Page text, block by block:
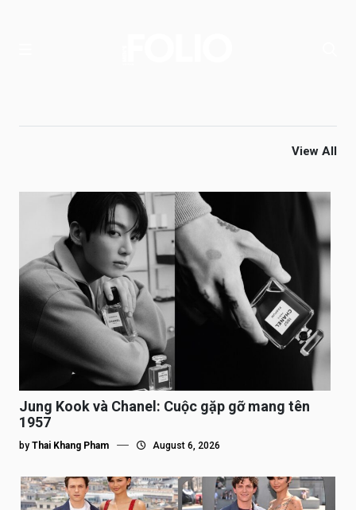
View All
Jung Kook và Chanel: Cuộc gặp gỡ mang tên
1957
by Thai Khang Pham August 6, 2026